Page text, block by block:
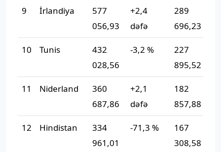
9 İrlandiya
577
056,93
+2,4
dəfə
289
696,23
10 Tunis
432
028,56
-3,2 %
227
895,52
11 Niderland
360
687,86
+2,1
dəfə
182
857,88
12 Hindistan
334
961,01
-71,3 %
167
308,58